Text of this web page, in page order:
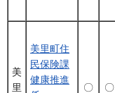
美
里
美里町住
民保険課
健康推進
〇 〇